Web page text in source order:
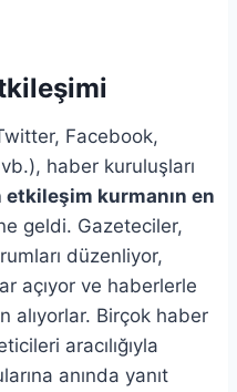
Facebook,
haber kuruluşları
kurmanın en
geldi. Gazeteciler,
düzenliyor,
açıyor ve haberlerle
alıyorlar. Birçok haber
aracılığıyla
anında yanıt